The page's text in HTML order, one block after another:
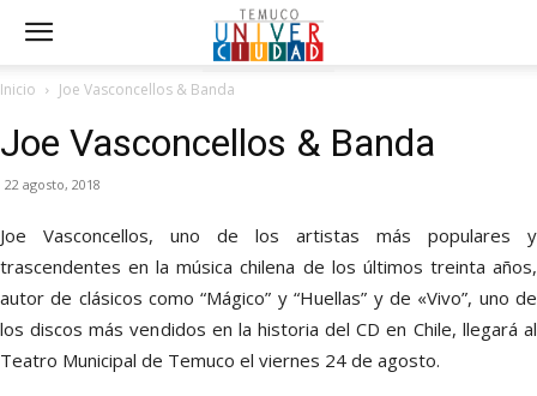
Inicio Joe Vasconcellos & Banda
Joe Vasconcellos & Banda
22 agosto, 2018
Joe Vasconcellos, uno de los artistas más populares y
trascendentes en la música chilena de los últimos treinta años,
autor de clásicos como “Mágico” y “Huellas” y de «Vivo”, uno de
los discos más vendidos en la historia del CD en Chile, llegará al
Teatro Municipal de Temuco el viernes 24 de agosto.